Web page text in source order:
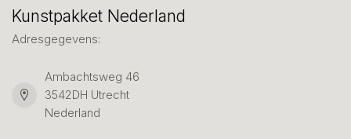
Kunstpakket Nederland
Adresgegevens:
Ambachtsweg 46
3542DH Utrecht
Nederland